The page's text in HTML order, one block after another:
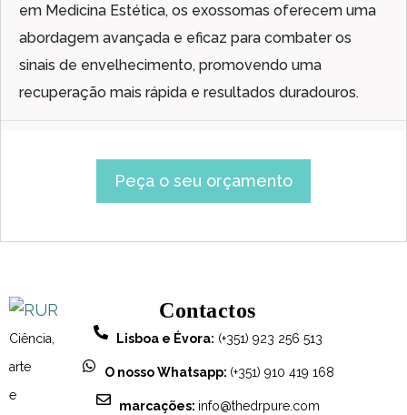
em Medicina Estética, os exossomas oferecem uma
abordagem avançada e eficaz para combater os
sinais de envelhecimento, promovendo uma
recuperação mais rápida e resultados duradouros.
Peça o seu orçamento
Ciência,
arte
e
Contactos
Lisboa e Évora: (+351) 923 256 513
O nosso Whatsapp: (+351) 910 419 168
marcações: info@thedrpure.com